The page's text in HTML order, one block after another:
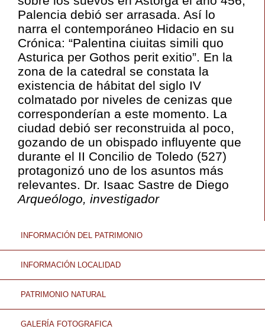
INFORMACIÓN DEL PATRIMONIO
INFORMACIÓN LOCALIDAD
PATRIMONIO NATURAL
GALERÍA FOTOGRAFICA
Palencia debió ser arrasada. Así lo
narra el contemporáneo Hidacio en su
Crónica: “Palentina ciuitas simili quo
Asturica per Gothos perit exitio”. En la
zona de la catedral se constata la
existencia de hábitat del siglo IV
colmatado por niveles de cenizas que
corresponderían a este momento. La
ciudad debió ser reconstruida al poco,
gozando de un obispado influyente que
durante el II Concilio de Toledo (527)
protagonizó uno de los asuntos más
relevantes. Dr. Isaac Sastre de Diego
Arqueólogo, investigador